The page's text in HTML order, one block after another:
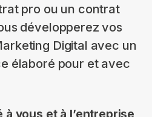
pro ou un contrat
développerez vos
Digital avec un
élaboré pour et avec